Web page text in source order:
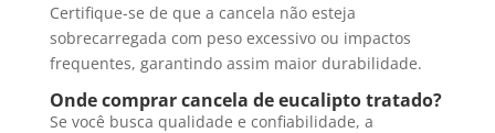
Certifique-se de que a cancela não esteja
sobrecarregada com peso excessivo ou impactos
frequentes, garantindo assim maior durabilidade.
Onde comprar cancela de eucalipto tratado?
Se você busca qualidade e confiabilidade, a